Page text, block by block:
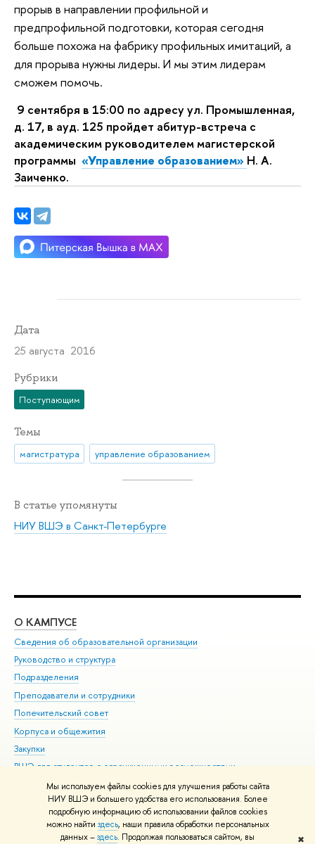
Мы используем файлы cookies для улучшения работы сайта
НИУ ВШЭ и большего удобства его использования. Более
подробную информацию об использовании файлов cookies
можно найти здесь, наши правила обработки персональных
данных –здесь. Продолжая пользоваться сайтом, вы ✖
прорыв в направлении профильной и
предпрофильной подготовки, которая сегодня
больше похожа на фабрику профильных имитаций, а
для прорыва нужны лидеры. И мы этим лидерам
сможем помочь.
9 сентября в 15:00 по адресу ул. Промышленная,
д. 17, в ауд. 125 пройдет абитур-встреча с
академическим руководителем магистерской
программы «Управление образованием» Н. А.
Заиченко.
Дата
25 августа 2016
Рубрики
Поступающим
Темы
магистратура управление образованием
В статье упомянуты
НИУ ВШЭ в Санкт-Петербурге
О КАМПУСЕ
Сведения об образовательной организации
Руководство и структура
Подразделения
Преподаватели и сотрудники
Попечительский совет
Корпуса и общежития
Закупки
ВШЭ для студентов с ограниченными возможностями
здоровья и инвалидностью
Версия для слабовидящих
Единая платежная страница